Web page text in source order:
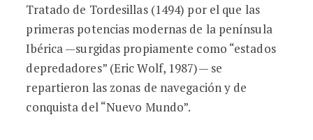
Tratado de Tordesillas (1494) por el que las
primeras potencias modernas de la península
Ibérica —surgidas propiamente como “estados
depredadores” (Eric Wolf, 1987)— se
repartieron las zonas de navegación y de
conquista del “Nuevo Mundo”.